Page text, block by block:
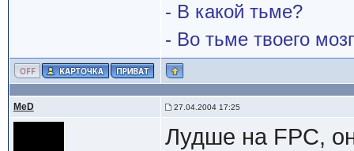
- В какой тьме?
- Во тьме твоего
MeD 27.04.2004 17:25
Лудше на FPC,